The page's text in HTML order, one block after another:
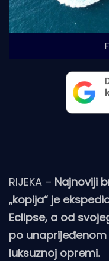
RIJEKA – Najnoviji
„kopija“ je
Eclipse, a od
po
luksuznoj opremi.